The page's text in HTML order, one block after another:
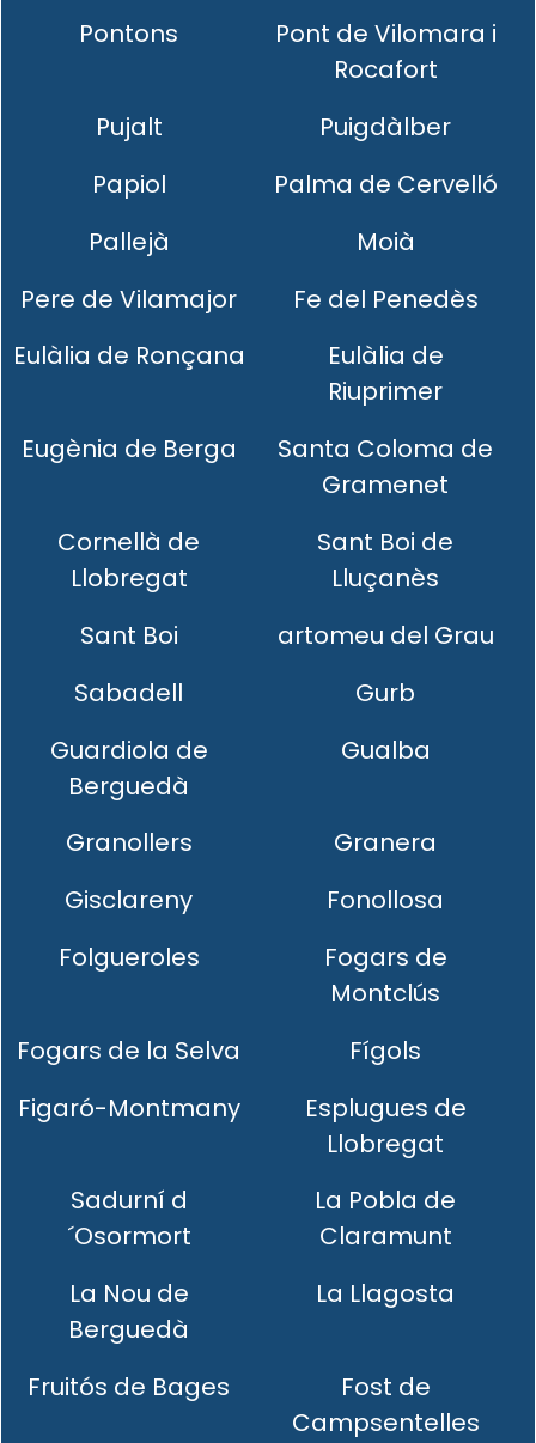
Pontons
Pont de Vilomara i
Rocafort
Pujalt
Puigdàlber
Papiol
Palma de Cervelló
Pallejà
Moià
Pere de Vilamajor
Fe del Penedès
Eulàlia de Ronçana
Eulàlia de
Riuprimer
Eugènia de Berga
Santa Coloma de
Gramenet
Cornellà de
Llobregat
Sant Boi de
Lluçanès
Sant Boi
artomeu del Grau
Sabadell
Gurb
Guardiola de
Berguedà
Gualba
Granollers
Granera
Gisclareny
Fonollosa
Folgueroles
Fogars de
Montclús
Fogars de la Selva
Fígols
Figaró-Montmany
Esplugues de
Llobregat
Sadurní d
´Osormort
La Pobla de
Claramunt
La Nou de
Berguedà
La Llagosta
Fruitós de Bages
Fost de
Campsentelles